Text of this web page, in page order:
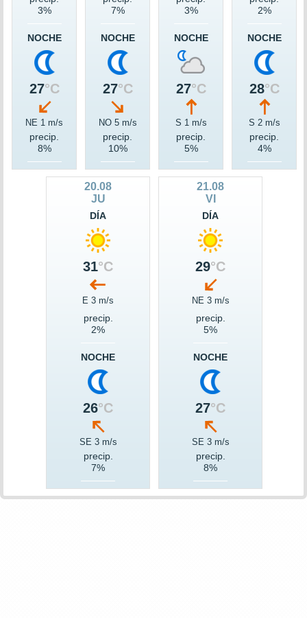
3%
NOCHE
27°C
NE 1 m/s
precip.
8%
7%
NOCHE
27°C
NO 5 m/s
precip.
10%
3%
NOCHE
27°C
S 1 m/s
precip.
5%
2%
NOCHE
28°C
S 2 m/s
precip.
4%
20.08
JU
DÍA
31°C
E 3 m/s
precip.
2%
NOCHE
26°C
SE 3 m/s
precip.
7%
21.08
VI
DÍA
29°C
NE 3 m/s
precip.
5%
NOCHE
27°C
SE 3 m/s
precip.
8%